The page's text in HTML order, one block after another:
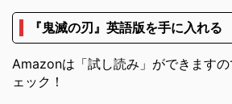
『鬼滅の刃』英語版を手に入れる
Amazonは「試し読み」ができます
ェック！